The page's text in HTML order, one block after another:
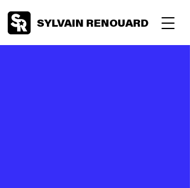
SYLVAIN RENOUARD